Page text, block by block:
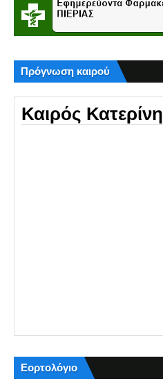
Πρόγνωση καιρού
Καιρός Κατερίνη
Εορτολόγιο